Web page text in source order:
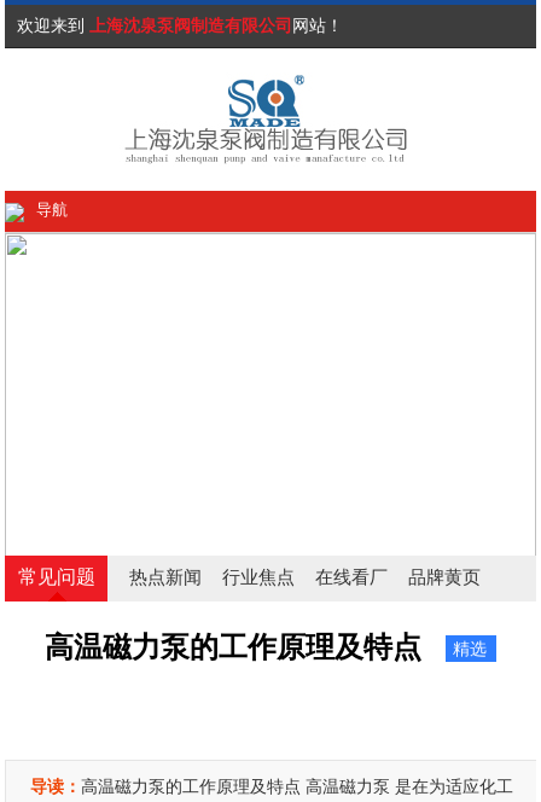
欢迎来到 上海沈泉泵阀制造有限公司 网站！
导航
常见问题 热点新闻 行业焦点 在线看厂 品牌黄页
高温磁力泵的工作原理及特点 精选
导读：高温磁力泵的工作原理及特点 高温磁力泵 是在为适应化工